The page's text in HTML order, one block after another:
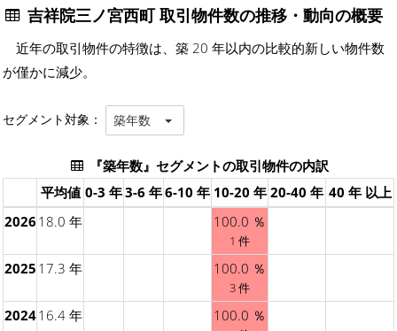
吉祥院三ノ宮西町 取引物件数の推移・動向の概要
近年の取引物件の特徴は、築 20 年以内の比較的新しい物件数
が僅かに減少。
セグメント対象： 築年数
『築年数』セグメントの取引物件の内訳
平均値 0-3 年3-6 年6-10 年 10-20 年 20-40 年 40 年 以上
2026 18.0 年 100.0 ％
1 件
2025 17.3 年 100.0 ％
3 件
202416.4 年 100.0 ％